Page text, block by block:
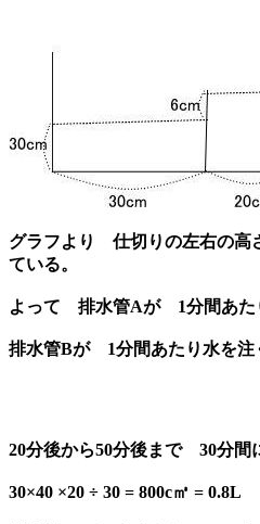
グラフより 仕切りの左右の高
ている。
よって 排水管Aが 1分間あた
排水管Bが 1分間あたり水を注
20分後から50分後まで 30分間
30×40 ×20 ÷ 30 = 800c㎥ = 0.8L